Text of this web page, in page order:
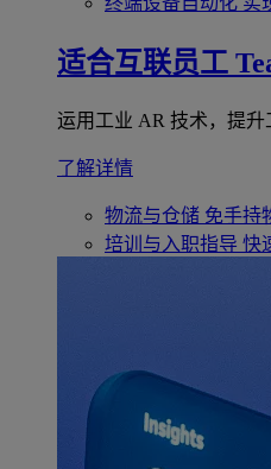
适合互联员工
运用工业 AR 技术，提升
了解详情
物流与仓储 免手持
培训与入职指导 快